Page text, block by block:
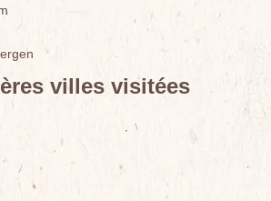
villes visitées